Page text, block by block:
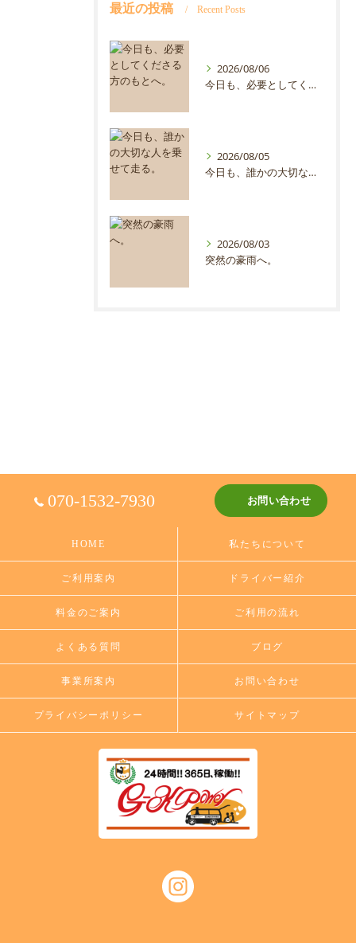
最近の投稿 Recent Posts
2026/08/06
今日も、必要としてくださる方のもとへ。
2026/08/05
今日も、誰かの大切な人を乗せて走る。
2026/08/03
突然の豪雨へ。
070-1532-7930 お問い合わせ
HOME 私たちについて
ご利用案内 ドライバー紹介
料金のご案内 ご利用の流れ
よくある質問 ブログ
事業所案内 お問い合わせ
プライバシーポリシー サイトマップ